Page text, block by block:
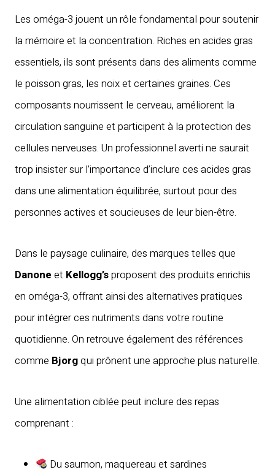
Les oméga-3 jouent un rôle fondamental pour soutenir
la mémoire et la concentration. Riches en acides gras
essentiels, ils sont présents dans des aliments comme
le poisson gras, les noix et certaines graines. Ces
composants nourrissent le cerveau, améliorent la
circulation sanguine et participent à la protection des
cellules nerveuses. Un professionnel averti ne saurait
trop insister sur l’importance d’inclure ces acides gras
dans une alimentation équilibrée, surtout pour des
personnes actives et soucieuses de leur bien-être.
Dans le paysage culinaire, des marques telles que
Danone et Kellogg’sproposent des produits enrichis
en oméga-3, offrant ainsi des alternatives pratiques
pour intégrer ces nutriments dans votre routine
quotidienne. On retrouve également des références
comme Bjorgqui prônent une approche plus naturelle.
Une alimentation ciblée peut inclure des repas
comprenant :
Du saumon, maquereau et sardines